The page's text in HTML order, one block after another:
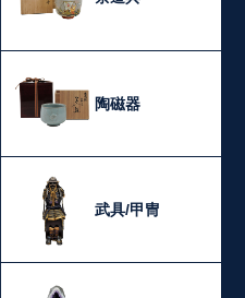
陶磁器
武具/甲冑